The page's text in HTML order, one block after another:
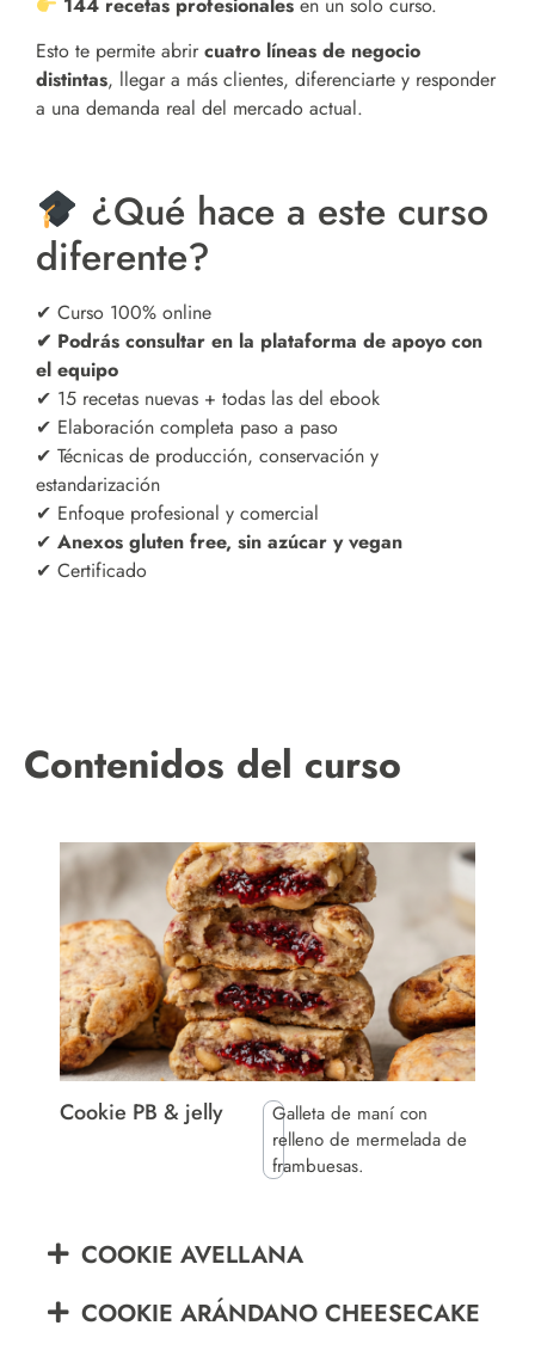
Esto te permite abrir cuatro líneas de negocio
distintas, llegar a más clientes, diferenciarte y responder
a una demanda real del mercado actual.
¿Qué hace a este curso
diferente?
✔ Curso 100% online
✔ Podrás consultar en la plataforma de apoyo con
el equipo
✔ 15 recetas nuevas + todas las del ebook
✔ Elaboración completa paso a paso
✔ Técnicas de producción, conservación y
estandarización
✔ Enfoque profesional y comercial
✔ Anexos gluten free, sin azúcar y vegan
✔ Certificado
Contenidos del curso
Cookie PB & jelly
Galleta de maní con
relleno de mermelada de
frambuesas.
COOKIE AVELLANA
COOKIE ARÁNDANO CHEESECAKE